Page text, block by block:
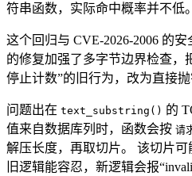
符串函数，实际命中概率并不低。
这个回归与 CVE-2026-2006 的
的修复加强了多字节边界检查，
停止计数”的旧行为，改为直接抛
问题出在 text_substring() 的
值来自数据库列时，函数会按 请
解压长度，再取切片。 该切片可
旧逻辑能容忍，新逻辑会报